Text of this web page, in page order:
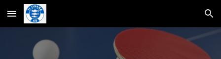
Skip to main content Skip to navigation